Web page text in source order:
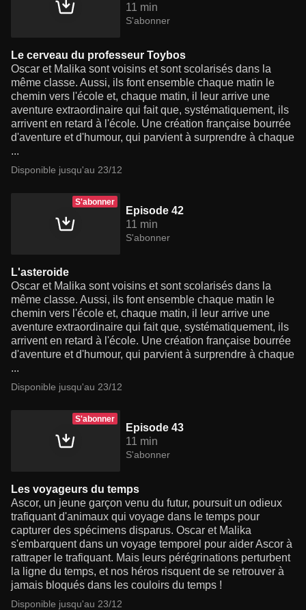
11 min
S'abonner
Le cerveau du professeur Toybos
Oscar et Malika sont voisins et sont scolarisés dans la
même classe. Aussi, ils font ensemble chaque matin le
chemin vers l'école et, chaque matin, il leur arrive une
aventure extraordinaire qui fait que, systématiquement, ils
arrivent en retard à l'école. Une création française bourrée
d'aventure et d'humour, qui parvient à surprendre à chaque
...
Disponible jusqu'au 23/12
S'abonner
Episode 42
11 min
S'abonner
L'asteroide
Oscar et Malika sont voisins et sont scolarisés dans la
même classe. Aussi, ils font ensemble chaque matin le
chemin vers l'école et, chaque matin, il leur arrive une
aventure extraordinaire qui fait que, systématiquement, ils
arrivent en retard à l'école. Une création française bourrée
d'aventure et d'humour, qui parvient à surprendre à chaque
...
Disponible jusqu'au 23/12
S'abonner
Episode 43
11 min
S'abonner
Les voyageurs du temps
Ascor, un jeune garçon venu du futur, poursuit un odieux
trafiquant d'animaux qui voyage dans le temps pour
capturer des spécimens disparus. Oscar et Malika
s'embarquent dans un voyage temporel pour aider Ascor à
rattraper le trafiquant. Mais leurs pérégrinations perturbent
la ligne du temps, et nos héros risquent de se retrouver à
jamais bloqués dans les couloirs du temps !
Disponible jusqu'au 23/12